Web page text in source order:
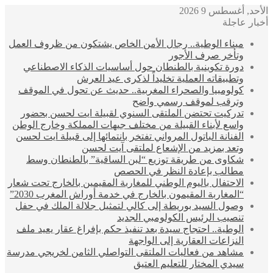
الأحد, أغسطس 9 2026
أخبار عاجلة
ميناء الوطية.. رجال الأمن الخاص يشتكون من ظروف العمل
وتأخر صرف الأجور
دورة تكوينية بالطنطان حول أساسيات الذكاء الاصطناعي
وتطبيقاته العملية تخليداً لذكرى عيد العرش
كولومبيا والصحراء المغربية.. حديث عن تحول في الموقف
وترقب لموقف رسمي واضح
تدركيت تحتضن الملتقى السنوي لقبيلة ايت لحسن بحضور
واسع لأبناء القبيلة من مختلف جيهات المملكة وخارج الوطن
الفنانة الباتول المرواني تفتخر بانتمائها إلى قبيلة ايت لحسن
وتعد بمزيد من الإشعاع لملتقى آيت لحسن
شكاوى من طريقة توزيع “لبن الساقية” بالطنطان وسط
مطالب بإعادة النظر في الحصص
الاحتفال باليوم الوطني للمغاربة المقيمين بالخارج تحت شعار
“المغاربة المقيمون بالخارج في خدمة أوراش المغرب 2030”
وصول السيد بوريطة إلى كالي لتمثيل جلالة الملك في حفل
تنصيب الرئيس الكولومبي الجديد
الوطية.. احتجاج سيدة بعد تنفيذ حكم بإفراغ عقار يعيد ملف
النزاعات العقارية إلى الواجهة
مشاهد من فعاليات الملتقى التواصلي الثامن لخريجي مدرسة
سيدي المختار للتعليم العتيق